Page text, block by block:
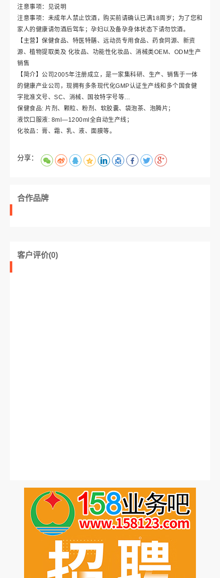
注意事项：见说明
注意事项：未成年人禁止饮酒，购买前请确认已满18周岁；为了您和
家人的健康请勿酒后驾车；孕妇以及备孕身体状态下请勿饮酒。
【主营】保健食品、特医特膳、远动员专用食品、药食同源、新资
源、植物提取类及 化妆品、功能性化妆品、消械类OEM、ODM生产
销售
【简介】公司2005年注册成立，是一家集科研、生产、销售于一体
的健康产业公司，现拥有多条现代化GMP认证生产线和多个国食健
字批准文号、SC、消械、国妆特字号等…
保健食品: 片剂、颗粒、粉剂、软胶囊、袋泡茶、泡腾片；
液饮口服液: 8ml—1200ml全自动生产线；
化妆品：膏、霜、乳、液、面膜等。
分享：
合作品牌
客户评价(0)